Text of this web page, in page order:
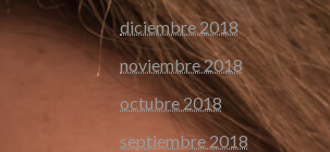
diciembre 2018
noviembre 2018
octubre 2018
septiembre 2018